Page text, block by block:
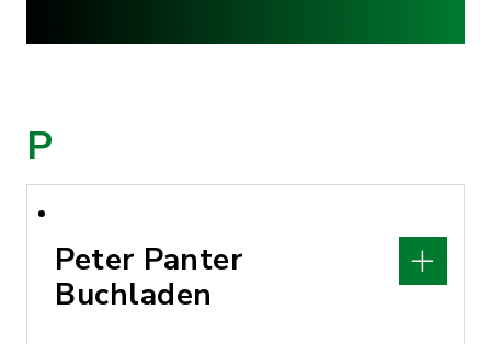
P
Peter Panter
Buchladen